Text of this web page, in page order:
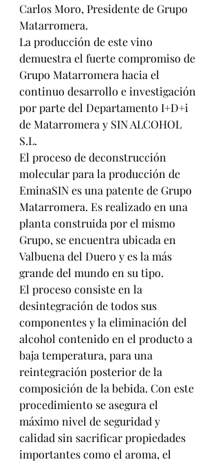
Carlos Moro, Presidente de Grupo
Matarromera.
La producción de este vino
demuestra el fuerte compromiso de
Grupo Matarromera hacia el
continuo desarrollo e investigación
por parte del Departamento I+D+i
de Matarromera y SIN ALCOHOL
S.L.
El proceso de deconstrucción
molecular para la producción de
EminaSIN es una patente de Grupo
Matarromera. Es realizado en una
planta construida por el mismo
Grupo, se encuentra ubicada en
Valbuena del Duero y es la más
grande del mundo en su tipo.
El proceso consiste en la
desintegración de todos sus
componentes y la eliminación del
alcohol contenido en el producto a
baja temperatura, para una
reintegración posterior de la
composición de la bebida. Con este
procedimiento se asegura el
máximo nivel de seguridad y
calidad sin sacrificar propiedades
importantes como el aroma, el